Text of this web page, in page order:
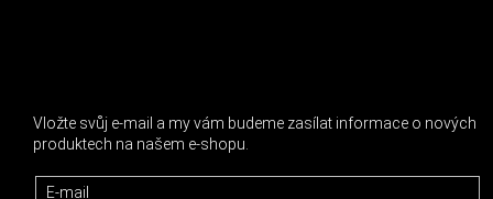
Vložte svůj e-mail a my vám budeme zasílat informace o nových
produktech na našem e-shopu.
E-mail